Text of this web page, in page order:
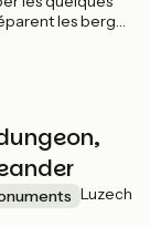
les berges
du temps de la
de
Luzech